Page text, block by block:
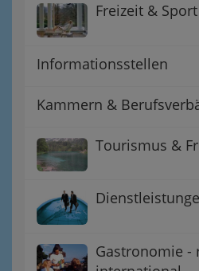
Freizeit & Sport
Informationsstellen
Kammern &
Tourismus &
Gastronomie -